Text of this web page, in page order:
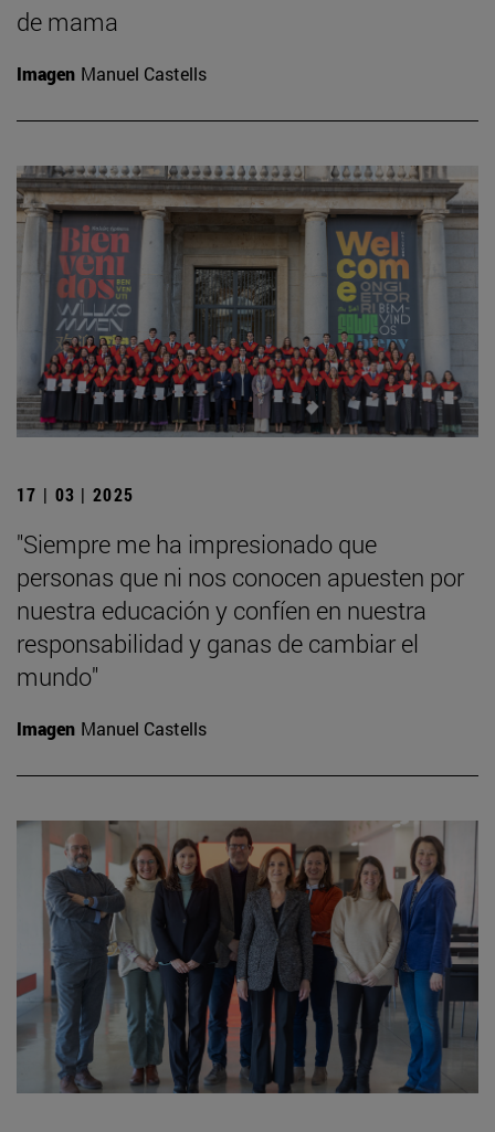
de mama
Imagen Manuel Castells
17 | 03 | 2025
"Siempre me ha impresionado que
personas que ni nos conocen apuesten por
nuestra educación y confíen en nuestra
responsabilidad y ganas de cambiar el
mundo"
Imagen Manuel Castells